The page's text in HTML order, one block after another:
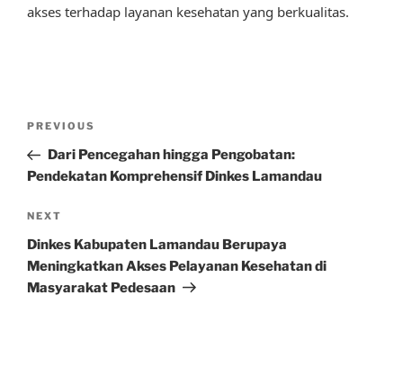
akses terhadap layanan kesehatan yang berkualitas.
Previous
Post
PREVIOUS
Dari Pencegahan hingga Pengobatan:
Pendekatan Komprehensif Dinkes Lamandau
Next
Post
NEXT
Dinkes Kabupaten Lamandau Berupaya
Meningkatkan Akses Pelayanan Kesehatan di
Masyarakat Pedesaan